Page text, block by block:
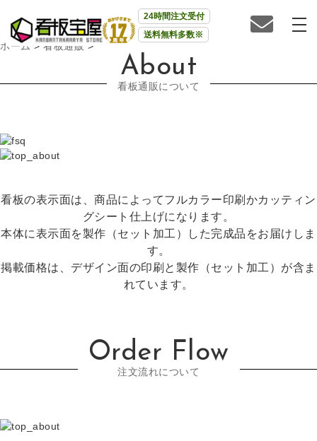
24時間注文受付
送料無料多数※
ホーム >看板通販 >
About
看板通販について
看板の表示面は、商品によってフルカラー印刷かカッティン
グシート仕上げになります。
本体に表示面を製作（セット加工）した完成品をお届けしま
す。
掲載価格は、デザイン面の印刷と製作（セット加工）が含ま
れています。
Order Flow
注文流れについて